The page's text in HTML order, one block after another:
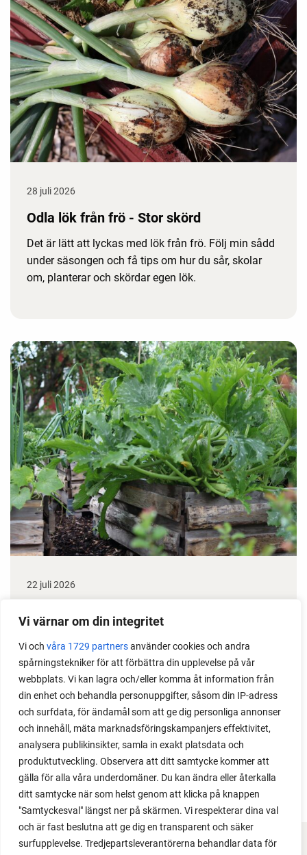
Vi värnar om din integritet
Vi och våra 1729 partnersanvänder cookies och andra
spårningstekniker för att förbättra din upplevelse på vår
webbplats. Vi kan lagra och/eller komma åt information från
din enhet och behandla personuppgifter, såsom din IP-adress
och surfdata, för ändamål som att ge dig personliga annonser
och innehåll, mäta marknadsföringskampanjers effektivitet,
analysera publikinsikter, samla in exakt platsdata och
produktutveckling. Observera att ditt samtycke kommer att
gälla för alla våra underdomäner. Du kan ändra eller återkalla
ditt samtycke när som helst genom att klicka på knappen
"Samtyckesval" längst ner på skärmen. Vi respekterar dina val
och är fast beslutna att ge dig en transparent och säker
surfupplevelse. Tredjepartsleverantörerna behandlar data för
28 juli 2026
Odla lök från frö - Stor skörd
Det är lätt att lyckas med lök från frö. Följ min sådd
under säsongen och få tips om hur du sår, skolar
om, planterar och skördar egen lök.
22 juli 2026
växter i en pallkrage tillsammans med andra växter.
Perfekt om du vill odla mycket i på liten yta.